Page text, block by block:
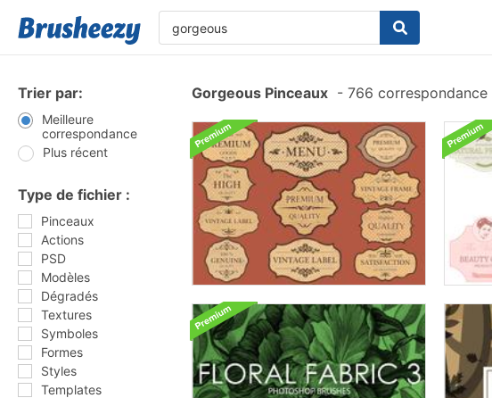
Trier par:
Meilleure
correspondance
Plus récent
Type de fichier :
Pinceaux
Actions
PSD
Modèles
Dégradés
Textures
Symboles
Formes
Styles
Templates
Gorgeous Pinceaux - 766 correspondance